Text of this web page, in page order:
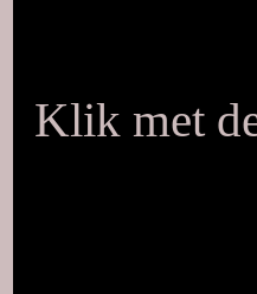
Klik met